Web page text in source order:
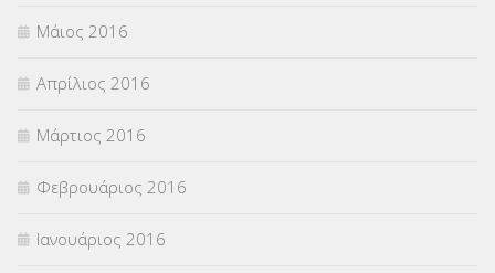
Μάιος 2016
Απρίλιος 2016
Μάρτιος 2016
Φεβρουάριος 2016
Ιανουάριος 2016